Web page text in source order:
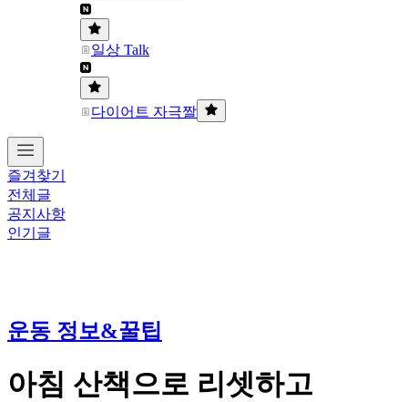
일상 Talk
다이어트 자극짤
즐겨찾기
전체글
공지사항
인기글
운동 정보&꿀팁
아침 산책으로 리셋하고